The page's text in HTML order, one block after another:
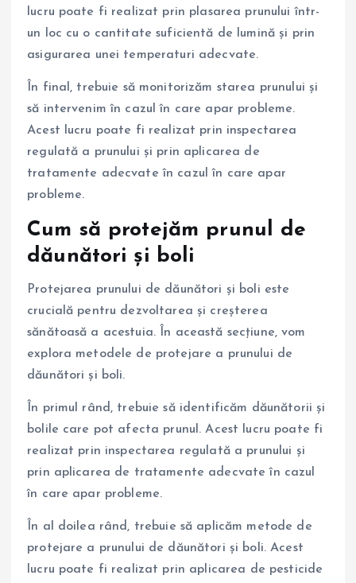
lucru poate fi realizat prin plasarea prunului într-
un loc cu o cantitate suficientă de lumină și prin
asigurarea unei temperaturi adecvate.
În final, trebuie să monitorizăm starea prunului și
să intervenim în cazul în care apar probleme.
Acest lucru poate fi realizat prin inspectarea
regulată a prunului și prin aplicarea de
tratamente adecvate în cazul în care apar
probleme.
Cum să protejăm prunul de
dăunători și boli
Protejarea prunului de dăunători și boli este
crucială pentru dezvoltarea și creșterea
sănătoasă a acestuia. În această secțiune, vom
explora metodele de protejare a prunului de
dăunători și boli.
În primul rând, trebuie să identificăm dăunătorii și
bolile care pot afecta prunul. Acest lucru poate fi
realizat prin inspectarea regulată a prunului și
prin aplicarea de tratamente adecvate în cazul
în care apar probleme.
În al doilea rând, trebuie să aplicăm metode de
protejare a prunului de dăunători și boli. Acest
lucru poate fi realizat prin aplicarea de pesticide